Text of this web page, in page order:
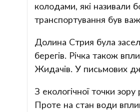
колодами, які називали
транспортування був
Долина Стрия була
берегів. Річка також
Жидачів. У письмових
З екологічної точки
Проте на стан води